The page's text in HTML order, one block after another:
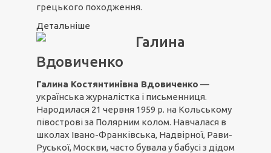
грецького походження.
Детальніше
Галина
Вдовиченко
Галина Костянтинівна Вдовиченко —
українська журналістка і письменниця.
Народилася 21 червня 1959 р. на Кольському
півострові за Полярним колом. Навчалася в
школах Івано-Франківська, Надвірної, Рави-
Руської, Москви, часто бувала у бабусі з дідом